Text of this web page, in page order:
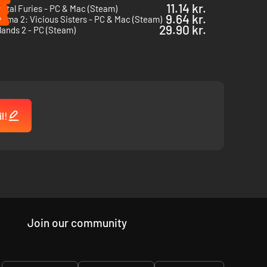
Furies - PC & Mac (Steam)
11.14 kr.
2: Vicious Sisters - PC & Mac (Steam) 9.64 kr.
2 - PC (Steam)
29.90 kr.
Join our community